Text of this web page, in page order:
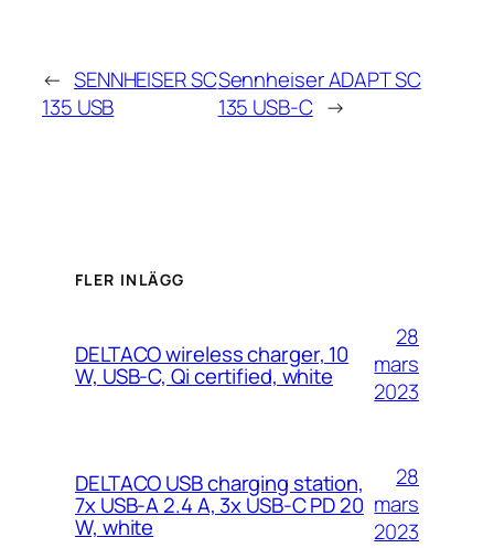
← SENNHEISER SC
135 USB
Sennheiser ADAPT SC
135 USB-C →
FLER INLÄGG
DELTACO wireless charger, 10
W, USB-C, Qi certified, white
28
mars
2023
DELTACO USB charging station,
7x USB-A 2.4 A, 3x USB-C PD 20
W, white
28
mars
2023